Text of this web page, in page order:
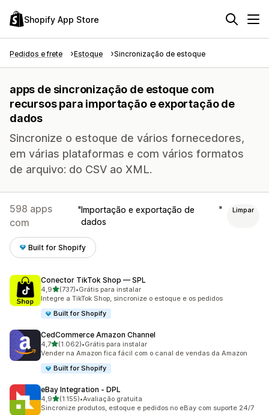
Shopify App Store
Pedidos e frete Estoque Sincronização de estoque
apps de sincronização de estoque com
recursos para importação e exportação de
dados
Sincronize o estoque de vários fornecedores,
em várias plataformas e com vários formatos
de arquivo: do CSV ao XML.
598 apps
com
Importação e exportação de
dados
Limpar
Built for Shopify
Conector TikTok Shop — SPL
4,9de 5 estrelas
(737)
737 avaliações ao todo
•Grátis para instalar
Integre a TikTok Shop, sincronize o estoque e os pedidos
Built for Shopify
CedCommerce Amazon Channel
4,7de 5 estrelas
(1.062)
1062 avaliações ao todo
•Grátis para instalar
Vender na Amazon fica fácil com o canal de vendas da Amazon
Built for Shopify
eBay Integration ‑ DPL
4,9de 5 estrelas
(1.155)
1155 avaliações ao todo
•Avaliação gratuita
Sincronize produtos, estoque e pedidos no eBay com suporte 24/7